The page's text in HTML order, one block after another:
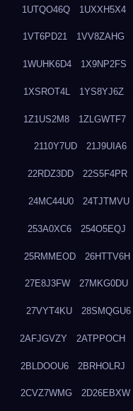
1UTQO46Q 1UXXH5X4
1VT6PD21 1VV8ZAHG
1WUHK6D4 1X9NP2FS
1XSROT4L 1YS8YJ6Z
1Z1US2M8 1ZLGWTF7
2110Y7UD 21J9UIA6
22RDZ3DD 22S5F4PR
24MC44U0 24TJTMVU
253A0XC6 254O5EQJ
25RMMEOD 26HTTV6H
27E8J3FW 27MKG0DU
27VYT4KU 28SMQGU6
2AFJGVZY 2ATPPOCH
2BLDOOU6 2BRHOLRJ
2CVZ7WMG 2D26EBXW